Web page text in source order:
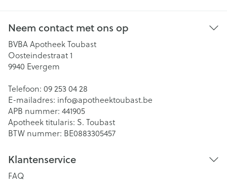
Neem contact met ons op
BVBA Apotheek Toubast
Oosteindestraat 1
9940 Evergem
Telefoon: 09 253 04 28
E-mailadres: info@apotheektoubast.be
APB nummer: 441905
Apotheek titularis: S. Toubast
BTW nummer: BE0883305457
Klantenservice
FAQ